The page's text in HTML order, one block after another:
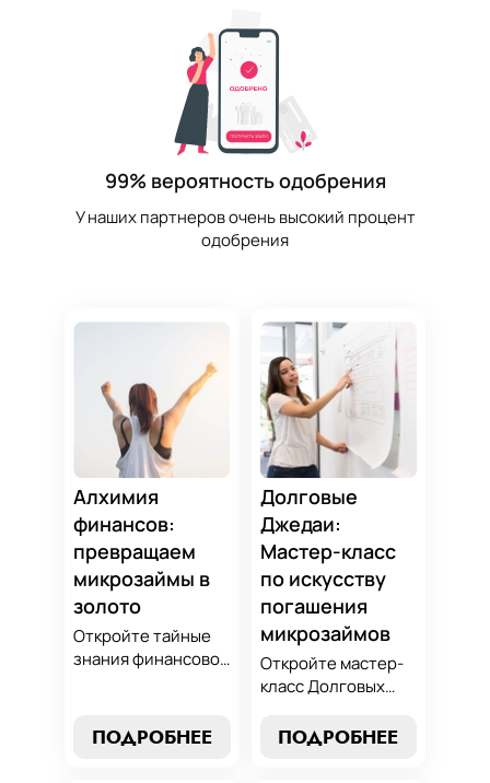
99% вероятность одобрения
У наших партнеров очень высокий процент
одобрения
Алхимия
финансов:
превращаем
микрозаймы в
золото
Откройте тайные
знания финансовой
превращать
обязательства по
ПОДРОБНЕЕ
Долговые
Джедаи:
Мастер-класс
по искусству
погашения
микрозаймов
Откройте мастер-
класс Долговых
погашению
ПОДРОБНЕЕ